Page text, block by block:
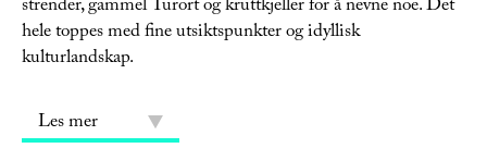
strender, gammel Turort og kruttkjeller for å nevne noe. Det
hele toppes med fine utsiktspunkter og idyllisk
kulturlandskap.
Les mer